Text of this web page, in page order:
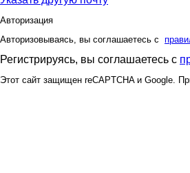
Авторизация
Авторизовываясь, вы соглашаетесь с
Регистрируясь, вы соглашаетесь с
Этот сайт защищен reCAPTCHA и Google.